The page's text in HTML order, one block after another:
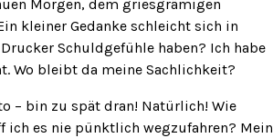
Morgen, dem griesgrämigen
kleiner Gedanke schleicht sich in
Schuldgefühle haben? Ich habe
Wo bleibt da meine Sachlichkeit?
– bin zu spät dran! Natürlich! Wie
ich es nie pünktlich wegzufahren? Mein